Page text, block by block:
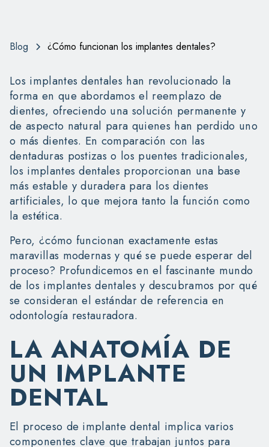
Blog ¿Cómo funcionan los implantes dentales?
Los implantes dentales han revolucionado la
forma en que abordamos el reemplazo de
dientes, ofreciendo una solución permanente y
de aspecto natural para quienes han perdido uno
o más dientes. En comparación con las
dentaduras postizas o los puentes tradicionales,
los implantes dentales proporcionan una base
más estable y duradera para los dientes
artificiales, lo que mejora tanto la función como
la estética.
Pero, ¿cómo funcionan exactamente estas
maravillas modernas y qué se puede esperar del
proceso? Profundicemos en el fascinante mundo
de los implantes dentales y descubramos por qué
se consideran el estándar de referencia en
odontología restauradora.
LA ANATOMÍA DE
UN IMPLANTE
DENTAL
El proceso de implante dental implica varios
componentes clave que trabajan juntos para